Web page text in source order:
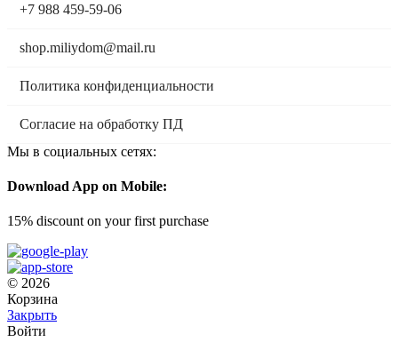
+7 988 459-59-06
shop.miliydom@mail.ru
Политика конфиденциальности
Согласие на обработку ПД
Мы в социальных сетях:
Download App on Mobile:
15% discount on your first purchase
© 2026
Корзина
Закрыть
Войти